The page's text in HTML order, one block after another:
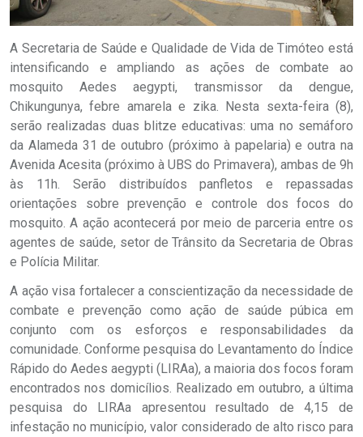
A Secretaria de Saúde e Qualidade de Vida de Timóteo está
intensificando e ampliando as ações de combate ao
mosquito Aedes aegypti, transmissor da dengue,
Chikungunya, febre amarela e zika. Nesta sexta-feira (8),
serão realizadas duas blitze educativas: uma no semáforo
da Alameda 31 de outubro (próximo à papelaria) e outra na
Avenida Acesita (próximo à UBS do Primavera), ambas de 9h
às 11h. Serão distribuídos panfletos e repassadas
orientações sobre prevenção e controle dos focos do
mosquito. A ação acontecerá por meio de parceria entre os
agentes de saúde, setor de Trânsito da Secretaria de Obras
e Polícia Militar.
A ação visa fortalecer a conscientização da necessidade de
combate e prevenção como ação de saúde púbica em
conjunto com os esforços e responsabilidades da
comunidade. Conforme pesquisa do Levantamento do Índice
Rápido do Aedes aegypti (LIRAa), a maioria dos focos foram
encontrados nos domicílios. Realizado em outubro, a última
pesquisa do LIRAa apresentou resultado de 4,15 de
infestação no município, valor considerado de alto risco para